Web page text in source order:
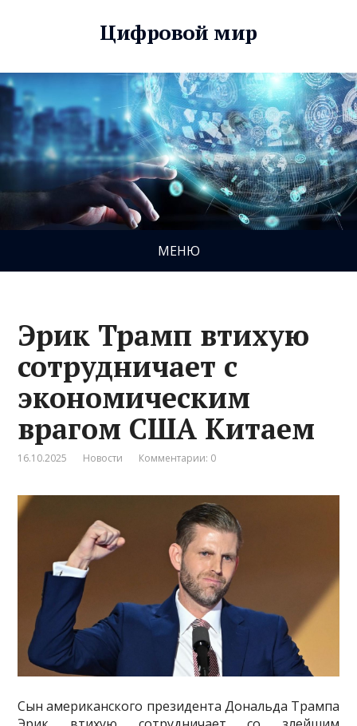
Цифровой мир
МЕНЮ
Эрик Трамп втихую
сотрудничает с
экономическим
врагом США Китаем
16.10.2025 Новости Комментарии: 0
Сын американского президента Дональда Трампа